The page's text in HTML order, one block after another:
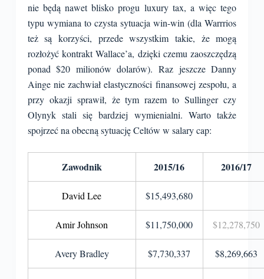
nie będą nawet blisko progu luxury tax, a więc tego
typu wymiana to czysta sytuacja win-win (dla Warrrios
też są korzyści, przede wszystkim takie, że mogą
rozłożyć kontrakt Wallace’a, dzięki czemu zaoszczędzą
ponad $20 milionów dolarów). Raz jeszcze Danny
Ainge nie zachwiał elastyczności finansowej zespołu, a
przy okazji sprawił, że tym razem to Sullinger czy
Olynyk stali się bardziej wymienialni. Warto także
spojrzeć na obecną sytuację Celtów w salary cap:
Zawodnik 2015/16 2016/17
David Lee $15,493,680
Amir Johnson $11,750,000 $12,278,750
Avery Bradley $7,730,337 $8,269,663